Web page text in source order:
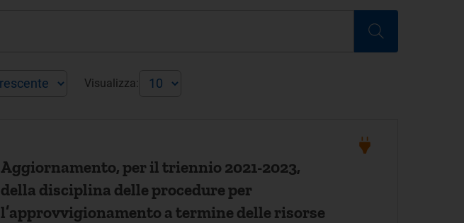
Visualizza:
Aggiornamento, per il triennio 2021-2023,
della disciplina delle procedure per
l’approvvigionamento a termine delle risorse